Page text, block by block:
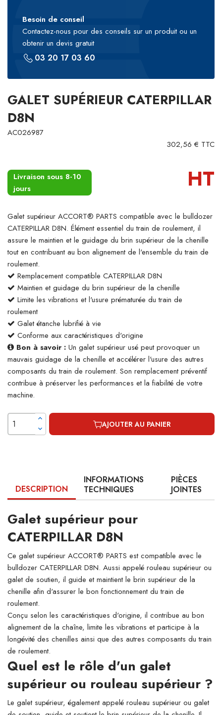
Besoin de conseil
Contactez-nous pour des conseils sur un produit ou un
obtenir un devis gratuit
03 20 17 03 60
GALET SUPÉRIEUR CATERPILLAR
D8N
AC026987
302,56 € TTC
Livraison sous 8-10
jours
HT
Galet supérieur ACCORT® PARTS compatible avec le bulldozer
CATERPILLAR D8N. Élément essentiel du train de roulement, il
assure le maintien et le guidage du brin supérieur de la chenille
tout en contribuant au bon alignement de l'ensemble du train de
roulement.
Remplacement compatible CATERPILLAR D8N
Maintien et guidage du brin supérieur de la chenille
Limite les vibrations et l'usure prématurée du train de
roulement
Galet étanche lubrifié à vie
Conforme aux caractéristiques d'origine
Bon à savoir : Un galet supérieur usé peut provoquer un
mauvais guidage de la chenille et accélérer l'usure des autres
composants du train de roulement. Son remplacement préventif
contribue à préserver les performances et la fiabilité de votre
machine.
AJOUTER AU PANIER
DESCRIPTION
INFORMATIONS
TECHNIQUES
PIÈCES
JOINTES
Galet supérieur pour
CATERPILLAR D8N
Ce galet supérieur ACCORT® PARTS est compatible avec le
bulldozer CATERPILLAR D8N. Aussi appelé rouleau supérieur ou
galet de soutien, il guide et maintient le brin supérieur de la
chenille afin d'assurer le bon fonctionnement du train de
roulement.
Conçu selon les caractéristiques d'origine, il contribue au bon
alignement de la chaîne, limite les vibrations et participe à la
longévité des chenilles ainsi que des autres composants du train
de roulement.
Quel est le rôle d'un galet
supérieur ou rouleau supérieur ?
Le galet supérieur, également appelé rouleau supérieur ou galet